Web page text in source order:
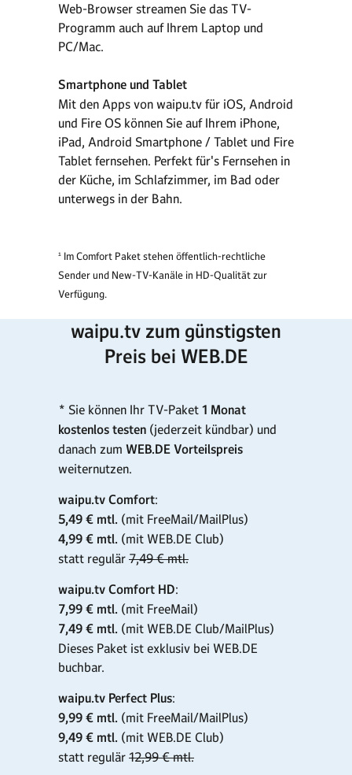
Web-Browser streamen Sie das TV-
Programm auch auf Ihrem Laptop und
PC/Mac.
Smartphone und Tablet
Mit den Apps von waipu.tv für iOS, Android
und Fire OS können Sie auf Ihrem iPhone,
iPad, Android Smartphone / Tablet und Fire
Tablet fernsehen. Perfekt für's Fernsehen in
der Küche, im Schlafzimmer, im Bad oder
unterwegs in der Bahn.
¹ Im Comfort Paket stehen öffentlich-rechtliche
Sender und New-TV-Kanäle in HD-Qualität zur
Verfügung.
waipu.tv zum günstigsten
Preis bei WEB.DE
* Sie können Ihr TV-Paket 1 Monat
kostenlostesten (jederzeit kündbar) und
danach zum WEB.DE Vorteilspreis
weiternutzen.
waipu.tv Comfort:
5,49 € mtl. (mit FreeMail/MailPlus)
4,99 € mtl. (mit WEB.DE Club)
statt regulär 7,49 € mtl.
waipu.tv Comfort HD:
7,99 € mtl. (mit FreeMail)
7,49 € mtl. (mit WEB.DE Club/MailPlus)
Dieses Paket ist exklusiv bei WEB.DE
buchbar.
waipu.tv Perfect Plus:
9,99 € mtl. (mit FreeMail/MailPlus)
9,49 € mtl. (mit WEB.DE Club)
statt regulär 12,99 € mtl.